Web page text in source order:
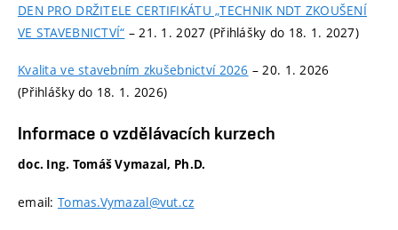
DEN PRO DRŽITELE CERTIFIKÁTU „TECHNIK NDT ZKOUŠENÍ
VE STAVEBNICTVÍ“ – 21. 1. 2027 (Přihlášky do 18. 1. 2027)
Kvalita ve stavebním zkušebnictví 2026 – 20. 1. 2026
(Přihlášky do 18. 1. 2026)
Informace o vzdělávacích kurzech
doc. Ing. Tomáš Vymazal, Ph.D.
email: Tomas.Vymazal@vut.cz